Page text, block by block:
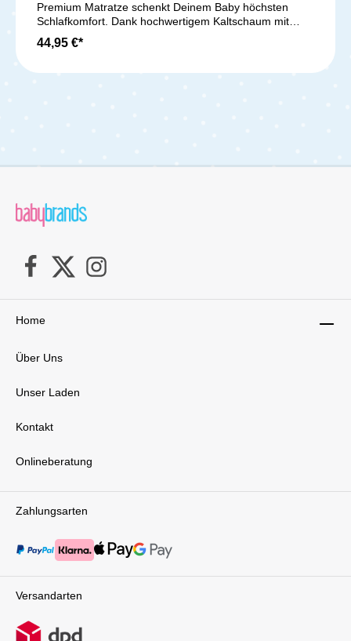
Premium Matratze schenkt Deinem Baby höchsten
Schlafkomfort. Dank hochwertigem Kaltschaum mit
Ventilationskanälen sorgt sie für ein perfektes
Schlafklima. Der zweischichtige Aufbau – sanfte
TEX Standard 100, ist die Matratze frei von
Bollerwagenmatratze Dr. Lübbe Premium 75x40 cm
44,95 €*
Zahlungsarten
Versandarten
Home
Über Uns
Unser Laden
Kontakt
Onlineberatung